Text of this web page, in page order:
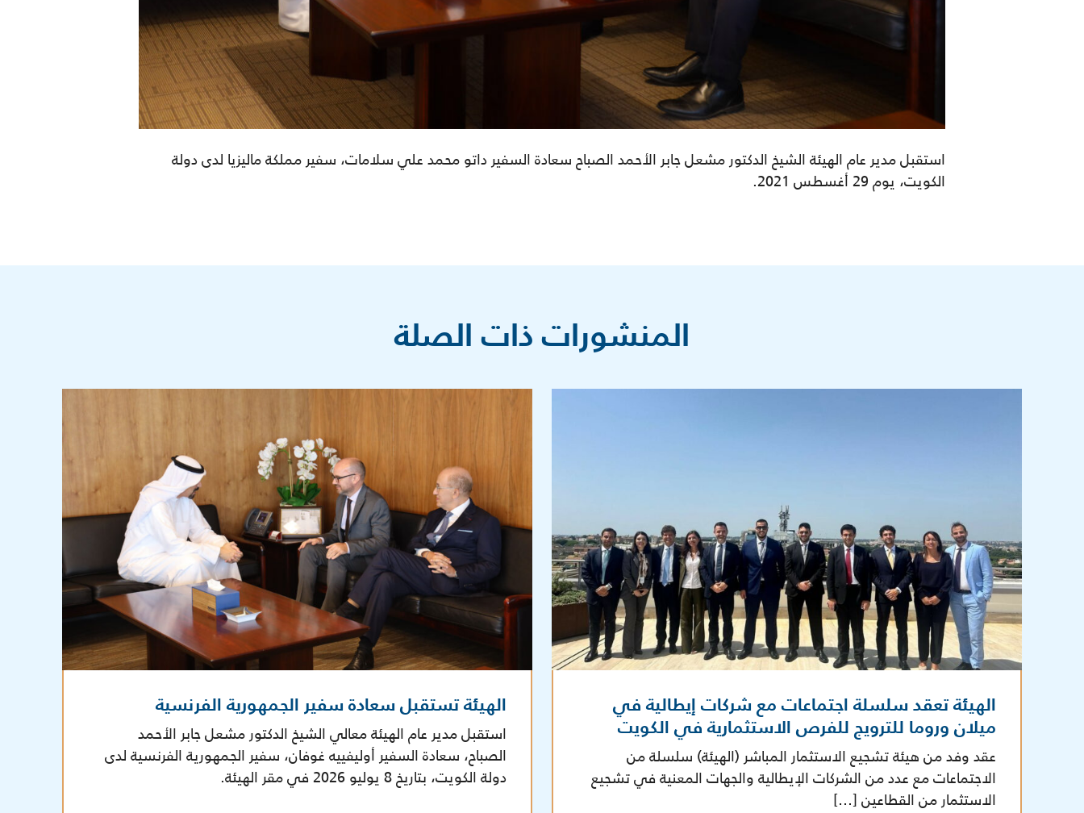
استقبل مدير عام الهيئة الشيخ الدكتور مشعل جابر الأحمد الصباح سعادة السفير داتو محمد علي سلامات، سفير مملكة ماليزيا لدى دولة
الكويت، يوم 29 أغسطس 2021.
المنشورات ذات الصلة
الهيئة تعقد سلسلة اجتماعات مع شركات إيطالية في
ميلان وروما للترويج للفرص الاستثمارية في الكويت
عقد وفد من هيئة تشجيع الاستثمار المباشر (الهيئة) سلسلة من
الاجتماعات مع عدد من الشركات الإيطالية والجهات المعنية في تشجيع
الاستثمار من القطاعين […]
الهيئة تستقبل سعادة سفير الجمهورية الفرنسية
استقبل مدير عام الهيئة معالي الشيخ الدكتور مشعل جابر الأحمد
الصباح، سعادة السفير أوليفييه غوفان، سفير الجمهورية الفرنسية لدى
دولة الكويت، بتاريخ 8 يوليو 2026 في مقر الهيئة.